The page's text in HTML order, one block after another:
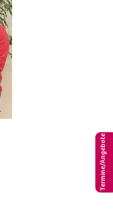
Termine/Angebote